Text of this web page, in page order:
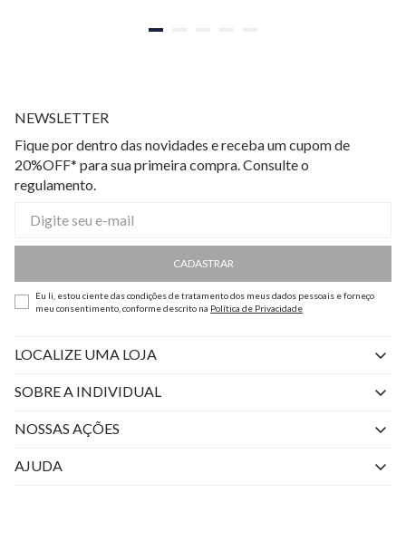
NEWSLETTER
Fique por dentro das novidades e receba um cupom de
20%OFF* para sua primeira compra. Consulte o
regulamento.
CADASTRAR
Eu li, estou ciente das condições de tratamento dos meus dados pessoais e forneço
meu consentimento, conforme descrito na Política de Privacidade
LOCALIZE UMA LOJA
SOBRE A INDIVIDUAL
Quem Somos
NOSSAS AÇÕES
Livelo
AJUDA